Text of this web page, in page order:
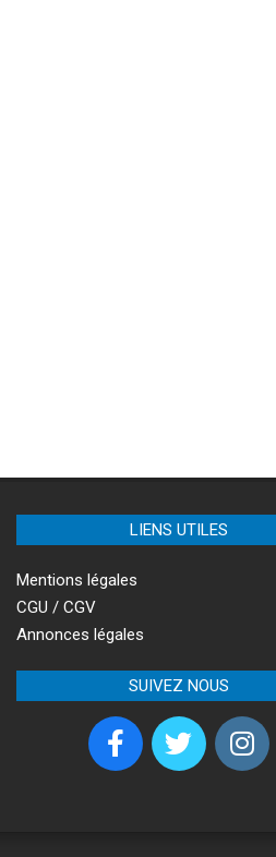
LIENS UTILES
Mentions légales
CGU / CGV
Annonces légales
SUIVEZ NOUS